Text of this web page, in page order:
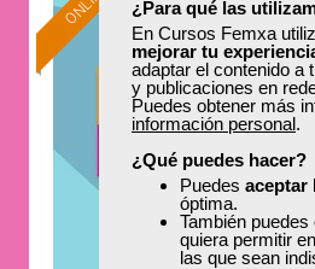
¿Para qué las
En Cursos Femxa
mejorar tu
adaptar el contenido a
y publicaciones en
Puedes obtener más
información personal.
¿Qué puedes hacer?
Puedes aceptar
óptima.
También puedes
quiera permitir
las que sean